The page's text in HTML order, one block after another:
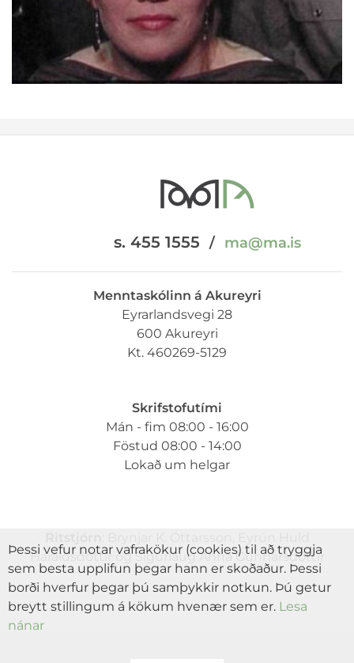
s. 455 1555 / ma@ma.is
Menntaskólinn á Akureyri
Eyrarlandsvegi 28
600 Akureyri
Kt. 460269-5129
Skrifstofutími
Mán - fim 08:00 - 16:00
Föstud 08:00 - 14:00
Lokað um helgar
Haraldsdóttir og Sigurlaug Anna Gunnarsdóttir
Þessi vefur notar vafrakökur (cookies) til að tryggja
sem besta upplifun þegar hann er skoðaður. Þessi
borði hverfur þegar þú samþykkir notkun. Þú getur
breytt stillingum á kökum hvenær sem er. Lesa
nánar